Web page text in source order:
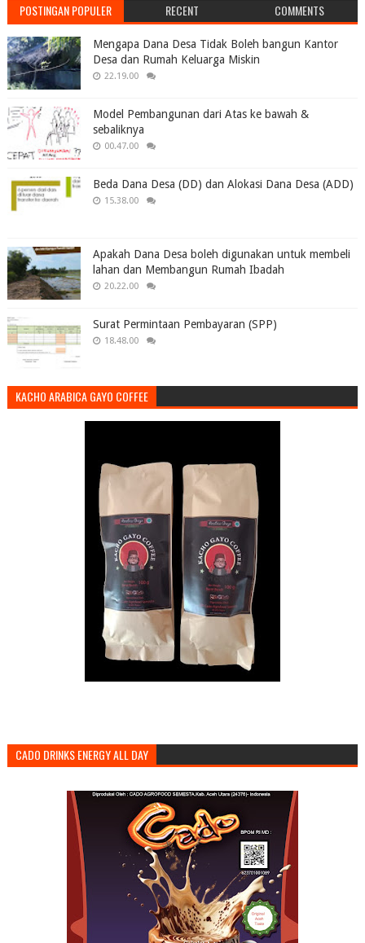
POSTINGAN POPULER RECENT COMMENTS
Mengapa Dana Desa Tidak Boleh bangun Kantor
Desa dan Rumah Keluarga Miskin
22.19.00
Model Pembangunan dari Atas ke bawah &
sebaliknya
00.47.00
Beda Dana Desa (DD) dan Alokasi Dana Desa (ADD)
15.38.00
Apakah Dana Desa boleh digunakan untuk membeli
lahan dan Membangun Rumah Ibadah
20.22.00
Surat Permintaan Pembayaran (SPP)
18.48.00
KACHO ARABICA GAYO COFFEE
CADO DRINKS ENERGY ALL DAY